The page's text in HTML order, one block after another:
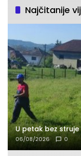
Najčitanije
U petak bez
06/08/2026 0